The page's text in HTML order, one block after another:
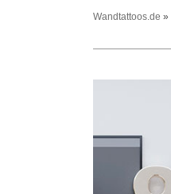
Wandtattoos.de »